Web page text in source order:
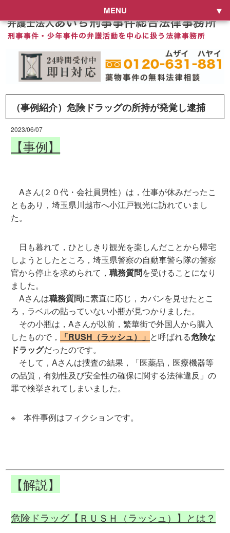
MENU
（事例紹介）危険ドラッグの所持が発覚し逮捕
2023/06/07
【事例】
Aさん(２０代・会社員男性）は，仕事が休みだったこ
ともあり，埼玉県川越市へ小江戸観光に訪れていまし
た。
日も暮れて，ひとしきり観光を楽しんだことから帰宅
しようとしたところ，埼玉県警察の自動車警ら隊の警察
官から停止を求められて，職務質問を受けることになり
ました。
Aさんは職務質問に素直に応じ，カバンを見せたとこ
ろ，ラベルの貼っていない小瓶が見つかりました。
その小瓶は，Aさんが以前，繁華街で外国人から購入
したもので，
「RUSH（ラッシュ）」 と呼ばれる危険な
ドラッグだったのです。
そして，Aさんは捜査の結果，「医薬品，医療機器等
の品質，有効性及び安全性の確保に関する法律違反」の
罪で検挙されてしまいました。
※ 本件事例はフィクションです。
【解説】
危険ドラッグ【ＲＵＳＨ（ラッシュ）】とは？